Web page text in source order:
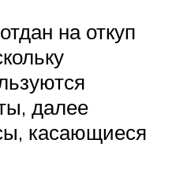
на откуп
далее
касающиеся